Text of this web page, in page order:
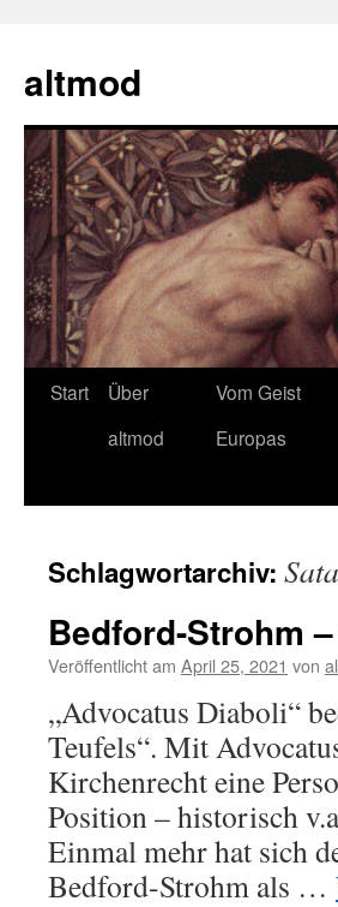
springen
altmod
Start
Über
altmod
Vom Geist
Europas
Schlagwortarchiv:
Bedford-Strohm
Veröffentlicht am April 25, 2021 von
„Advocatus Diaboli“
Teufels“. Mit
Kirchenrecht eine
Position – historisch
Einmal mehr hat sich
Bedford-Strohm als …